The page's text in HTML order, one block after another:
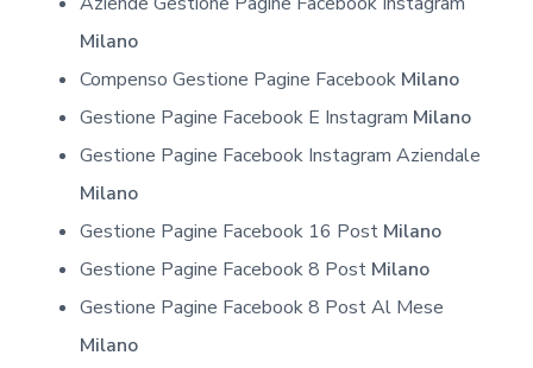
Milano
Compenso Gestione Pagine Facebook Milano
Gestione Pagine Facebook E Instagram Milano
Gestione Pagine Facebook Instagram Aziendale
Milano
Gestione Pagine Facebook 16 Post Milano
Gestione Pagine Facebook 8 Post Milano
Gestione Pagine Facebook 8 Post Al Mese
Milano